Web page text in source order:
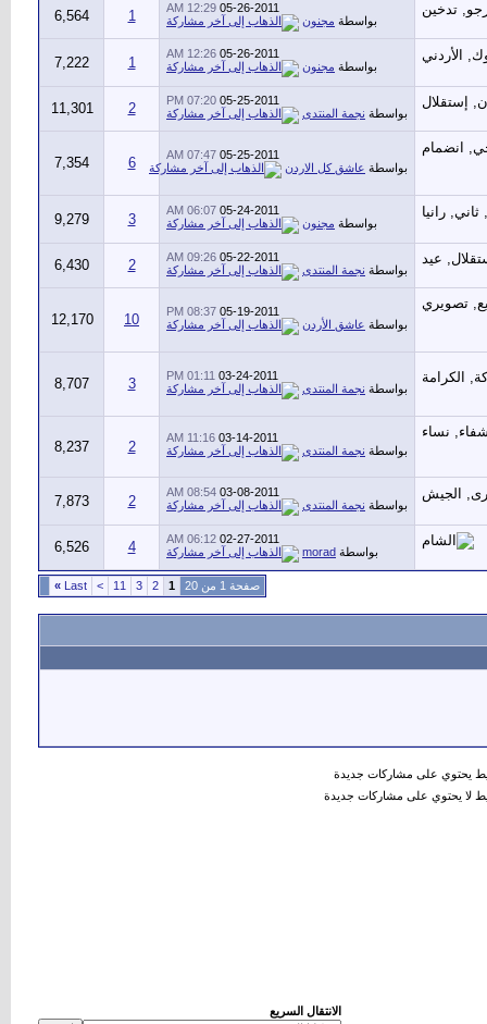
05-26-2011
12:29 AM
بواسطة مجنون 1
6,564
05-26-2011
12:26 AM
بواسطة مجنون 1
7,222
05-25-2011
07:20 PM
بواسطة نجمة المنتدى 2
11,301
05-25-2011
07:47 AM
بواسطة عاشق كل الاردن 6
7,354
05-24-2011
06:07 AM
بواسطة مجنون 3
9,279
05-22-2011
09:26 AM
بواسطة نجمة المنتدى 2
6,430
05-19-2011
08:37 PM
بواسطة عاشق الأردن 10
12,170
03-24-2011
01:11 PM
بواسطة نجمة المنتدى 3
8,707
03-14-2011
11:16 AM
بواسطة نجمة المنتدى 2
8,237
03-08-2011
08:54 AM
بواسطة نجمة المنتدى 2
7,873
02-27-2011
06:12 AM
بواسطة morad
4
6,526
صفحة 1 من 20 1
2
3
11
>
Last
»
يحتوي على مشاركات جديدة
لا يحتوي على مشاركات جديدة
الانتقال السريع